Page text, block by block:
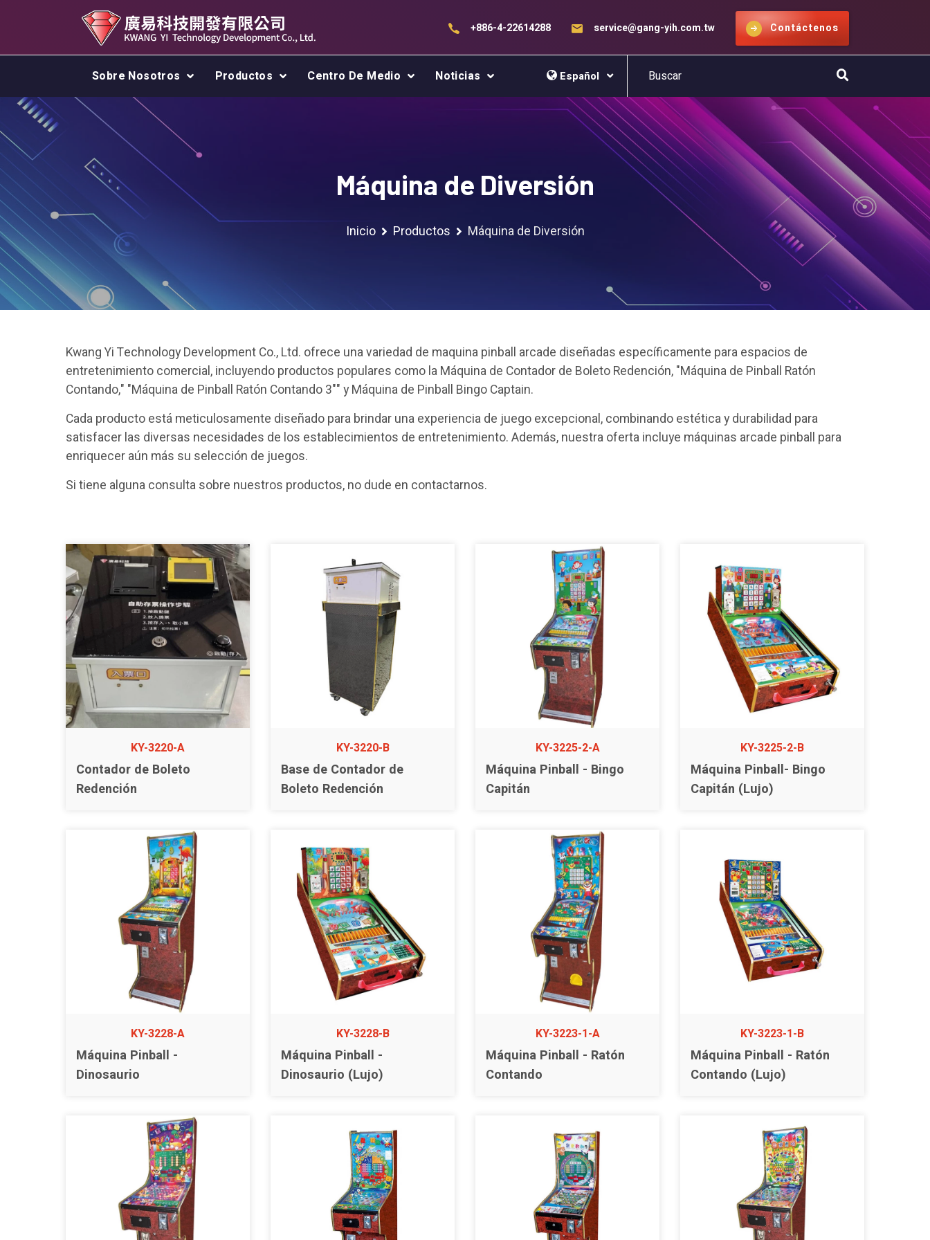
+886-4-22614288 service@gang-yih.com.tw Contáctenos
Sobre Nosotros Productos Centro De Medio Noticias Español
Máquina de Diversión
Inicio Productos Máquina de Diversión
Kwang Yi Technology Development Co., Ltd. ofrece una variedad de maquina pinball arcade diseñadas específicamente para espacios de
entretenimiento comercial, incluyendo productos populares como la Máquina de Contador de Boleto Redención, "Máquina de Pinball Ratón
Contando," "Máquina de Pinball Ratón Contando 3"" y Máquina de Pinball Bingo Captain.
Cada producto está meticulosamente diseñado para brindar una experiencia de juego excepcional, combinando estética y durabilidad para
satisfacer las diversas necesidades de los establecimientos de entretenimiento. Además, nuestra oferta incluye máquinas arcade pinball para
enriquecer aún más su selección de juegos.
Si tiene alguna consulta sobre nuestros productos, no dude en contactarnos.
KY-3220-A
Contador de Boleto
Redención
KY-3220-B
Base de Contador de
Boleto Redención
KY-3225-2-A
Máquina Pinball - Bingo
Capitán
KY-3225-2-B
Máquina Pinball- Bingo
Capitán (Lujo)
KY-3228-A
Máquina Pinball -
Dinosaurio
KY-3228-B
Máquina Pinball -
Dinosaurio (Lujo)
KY-3223-1-A
Máquina Pinball - Ratón
Contando
KY-3223-1-B
Máquina Pinball - Ratón
Contando (Lujo)